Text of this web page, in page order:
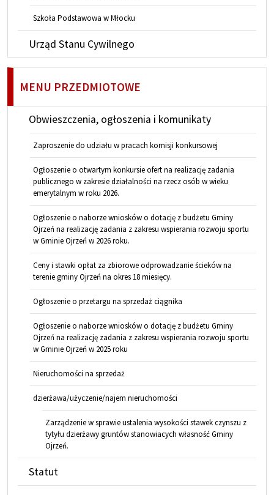
Szkoła Podstawowa w Młocku
Urząd Stanu Cywilnego
MENU PRZEDMIOTOWE
Obwieszczenia, ogłoszenia i komunikaty
Zaproszenie do udziału w pracach komisji konkursowej
Ogłoszenie o otwartym konkursie ofert na realizację zadania
publicznego w zakresie działalności na rzecz osób w wieku
emerytalnym w roku 2026.
Ogłoszenie o naborze wniosków o dotację z budżetu Gminy
Ojrzeń na realizację zadania z zakresu wspierania rozwoju sportu
w Gminie Ojrzeń w 2026 roku.
Ceny i stawki opłat za zbiorowe odprowadzanie ścieków na
terenie gminy Ojrzeń na okres 18 miesięcy.
Ogłoszenie o przetargu na sprzedaż ciągnika
Ogłoszenie o naborze wniosków o dotację z budżetu Gminy
Ojrzeń na realizację zadania z zakresu wspierania rozwoju sportu
w Gminie Ojrzeń w 2025 roku
Nieruchomości na sprzedaż
dzierżawa/użyczenie/najem nieruchomości
Zarządzenie w sprawie ustalenia wysokości stawek czynszu z
tytyłu dzierżawy gruntów stanowiacych własność Gminy
Ojrzeń.
Statut